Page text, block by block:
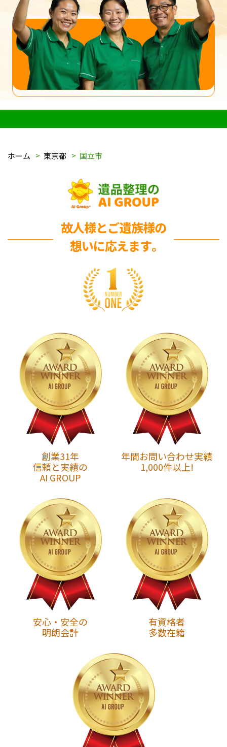
ホーム 東京都 国立市
故人様とご遺族様の
想いに応えます｡
創業31年
信頼と実績の
AI GROUP
年間お問い合わせ実績
1,000件以上!
安心・安全の
明朗会計
有資格者
多数在籍